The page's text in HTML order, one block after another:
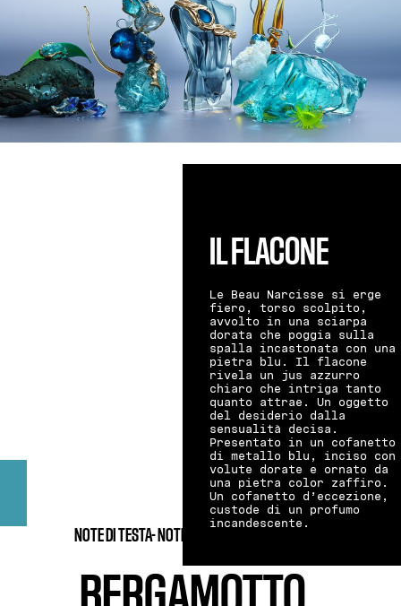
IL FLACONE
Le Beau Narcisse si erge
fiero, torso scolpito,
avvolto in una sciarpa
dorata che poggia sulla
spalla incastonata con una
pietra blu. Il flacone
rivela un jus azzurro
chiaro che intriga tanto
quanto attrae. Un oggetto
del desiderio dalla
sensualità decisa.
Presentato in un cofanetto
di metallo blu, inciso con
volute dorate e ornato da
una pietra color zaffiro.
Un cofanetto d’eccezione,
custode di un profumo
incandescente.
NOTE DI TESTA- NOTE DI CUORE-